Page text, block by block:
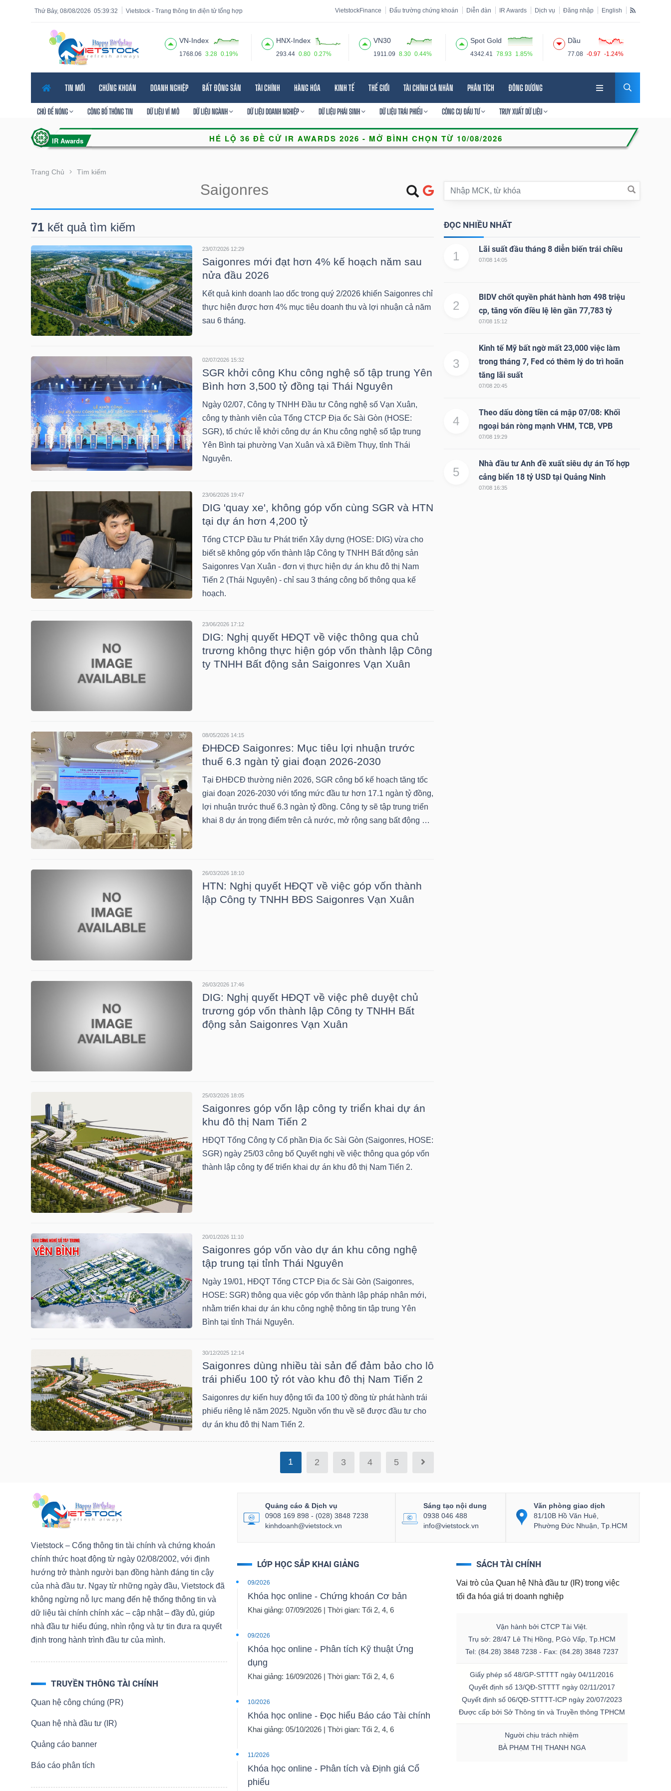
05:39:33
Thứ Bảy, 08/08/2026 Vietstock - Trang thông tin điện tử tổng hợp VietstockFinance Đấu trường chứng khoán Diễn đàn IR Awards Dịch vụ Đăng nhập English
VN-Index
1768.06 3.28 0.19%
HNX-Index
293.44 0.80 0.27%
VN30
1911.09 8.30 0.44%
Spot Gold
4342.41 78.93 1.85%
Dầu
77.08 -0.97 -1.24%
TIN MỚI CHỨNG KHOÁN DOANH NGHIỆP BẤT ĐỘNG SẢN TÀI CHÍNH HÀNG HÓA KINH TẾ THẾ GIỚI TÀI CHÍNH CÁ NHÂN PHÂN TÍCH ĐÔNG DƯƠNG
CHỦ ĐỀ NÓNG CÔNG BỐ THÔNG TIN DỮ LIỆU VĨ MÔ DỮ LIỆU NGÀNH DỮ LIỆU DOANH NGHIỆP DỮ LIỆU PHÁI SINH DỮ LIỆU TRÁI PHIẾU CÔNG CỤ ĐẦU TƯ TRUY XUẤT DỮ LIỆU
Trang Chủ Tìm kiếm
71 kết quả tìm kiếm
23/07/2026 12:29
Saigonres mới đạt hơn 4% kế hoạch năm sau
nửa đầu 2026
Kết quả kinh doanh lao dốc trong quý 2/2026 khiến Saigonres chỉ
thực hiện được hơn 4% mục tiêu doanh thu và lợi nhuận cả năm
sau 6 tháng.
02/07/2026 15:32
SGR khởi công Khu công nghệ số tập trung Yên
Bình hơn 3,500 tỷ đồng tại Thái Nguyên
Ngày 02/07, Công ty TNHH Đầu tư Công nghệ số Vạn Xuân,
công ty thành viên của Tổng CTCP Địa ốc Sài Gòn (HOSE:
SGR), tổ chức lễ khởi công dự án Khu công nghệ số tập trung
Yên Bình tại phường Vạn Xuân và xã Điềm Thụy, tỉnh Thái
Nguyên.
23/06/2026 19:47
DIG 'quay xe', không góp vốn cùng SGR và HTN
tại dự án hơn 4,200 tỷ
Tổng CTCP Đầu tư Phát triển Xây dựng (HOSE: DIG) vừa cho
biết sẽ không góp vốn thành lập Công ty TNHH Bất động sản
Saigonres Vạn Xuân - đơn vị thực hiện dự án khu đô thị Nam
Tiến 2 (Thái Nguyên) - chỉ sau 3 tháng công bố thông qua kế
hoạch.
23/06/2026 17:12
DIG: Nghị quyết HĐQT về việc thông qua chủ
trương không thực hiện góp vốn thành lập Công
ty TNHH Bất động sản Saigonres Vạn Xuân
08/05/2026 14:15
ĐHĐCĐ Saigonres: Mục tiêu lợi nhuận trước
thuế 6.3 ngàn tỷ giai đoạn 2026-2030
Tại ĐHĐCĐ thường niên 2026, SGR công bố kế hoạch tăng tốc
giai đoạn 2026-2030 với tổng mức đầu tư hơn 17.1 ngàn tỷ đồng,
lợi nhuận trước thuế 6.3 ngàn tỷ đồng. Công ty sẽ tập trung triển
khai 8 dự án trọng điểm trên cả nước, mở rộng sang bất động …
26/03/2026 18:10
HTN: Nghị quyết HĐQT về việc góp vốn thành
lập Công ty TNHH BĐS Saigonres Vạn Xuân
26/03/2026 17:46
DIG: Nghị quyết HĐQT về việc phê duyệt chủ
trương góp vốn thành lập Công ty TNHH Bất
động sản Saigonres Vạn Xuân
25/03/2026 18:05
Saigonres góp vốn lập công ty triển khai dự án
khu đô thị Nam Tiến 2
HĐQT Tổng Công ty Cổ phần Địa ốc Sài Gòn (Saigonres, HOSE:
SGR) ngày 25/03 công bố Quyết nghị về việc thông qua góp vốn
thành lập công ty để triển khai dự án khu đô thị Nam Tiến 2.
20/01/2026 11:10
Saigonres góp vốn vào dự án khu công nghệ
tập trung tại tỉnh Thái Nguyên
Ngày 19/01, HĐQT Tổng CTCP Địa ốc Sài Gòn (Saigonres,
HOSE: SGR) thông qua việc góp vốn thành lập pháp nhân mới,
nhằm triển khai dự án khu công nghệ thông tin tập trung Yên
Bình tại tỉnh Thái Nguyên.
30/12/2025 12:14
Saigonres dùng nhiều tài sản để đảm bảo cho lô
trái phiếu 100 tỷ rót vào khu đô thị Nam Tiến 2
Saigonres dự kiến huy động tối đa 100 tỷ đồng từ phát hành trái
phiếu riêng lẻ năm 2025. Nguồn vốn thu về sẽ được đầu tư cho
dự án khu đô thị Nam Tiến 2.
1 2 3 4 5
ĐỌC NHIỀU NHẤT
1
Lãi suất đầu tháng 8 diễn biến trái chiều
07/08 14:05
2
BIDV chốt quyền phát hành hơn 498 triệu
cp, tăng vốn điều lệ lên gần 77,783 tỷ
07/08 15:12
3
Kinh tế Mỹ bất ngờ mất 23,000 việc làm
trong tháng 7, Fed có thêm lý do trì hoãn
tăng lãi suất
07/08 20:45
4
Theo dấu dòng tiền cá mập 07/08: Khối
ngoại bán ròng mạnh VHM, TCB, VPB
07/08 19:29
5
Nhà đầu tư Anh đề xuất siêu dự án Tổ hợp
cảng biển 18 tỷ USD tại Quảng Ninh
07/08 16:35
Vietstock – Cổng thông tin tài chính và chứng khoán
chính thức hoạt động từ ngày 02/08/2002, với định
hướng trở thành người bạn đồng hành đáng tin cậy
của nhà đầu tư. Ngay từ những ngày đầu, Vietstock đã
không ngừng nỗ lực mang đến hệ thống thông tin và
dữ liệu tài chính chính xác – cập nhật – đầy đủ, giúp
nhà đầu tư hiểu đúng, nhìn rộng và tự tin đưa ra quyết
định trong hành trình đầu tư của mình.
TRUYỀN THÔNG TÀI CHÍNH
Quan hệ công chúng (PR)
Quan hệ nhà đầu tư (IR)
Quảng cáo banner
Báo cáo phân tích
Quảng cáo & Dịch vụ
0908 169 898 - (028) 3848 7238
kinhdoanh@vietstock.vn
Sáng tạo nội dung
0938 046 488
info@vietstock.vn
Văn phòng giao dịch
81/10B Hồ Văn Huê,
Phường Đức Nhuận, Tp.HCM
LỚP HỌC SẮP KHAI GIẢNG
09/2026
Khóa học online - Chứng khoán Cơ bản
Khai giảng: 07/09/2026 | Thời gian: Tối 2, 4, 6
09/2026
Khóa học online - Phân tích Kỹ thuật Ứng
dụng
Khai giảng: 16/09/2026 | Thời gian: Tối 2, 4, 6
10/2026
Khóa học online - Đọc hiểu Báo cáo Tài chính
Khai giảng: 05/10/2026 | Thời gian: Tối 2, 4, 6
11/2026
Khóa học online - Phân tích và Định giá Cổ
phiếu
SÁCH TÀI CHÍNH
Vai trò của Quan hệ Nhà đầu tư (IR) trong việc
tối đa hóa giá trị doanh nghiệp
Vận hành bởi CTCP Tài Việt.
Trụ sở: 28/47 Lê Thị Hồng, P.Gò Vấp, Tp.HCM
Tel: (84.28) 3848 7238 - Fax: (84.28) 3848 7237
Giấy phép số 48/GP-STTTT ngày 04/11/2016
Quyết định số 13/QĐ-STTTT ngày 02/11/2017
Quyết định số 06/QĐ-STTTT-ICP ngày 20/07/2023
Được cấp bởi Sở Thông tin và Truyền thông TPHCM
Người chịu trách nhiệm
BÀ PHẠM THỊ THANH NGA
Tính năng
năng
VIETSTOCK
KHOÁN
DOANH
NGHIỆP
BẤT
ĐỘNG
CHÍNH
HÀNG
HÓA
THẾ
CHÍNH
NHÂN
PHÂN
VIETSTOCKFINANCE
TRÁI
PHIẾU
ĐẦU
TRUY
XUẤT
Ngành
SECTOR
NĂNG
LƯỢNG
NGUYÊN
VẬT
LIỆU
CÔNG
KHÔNG